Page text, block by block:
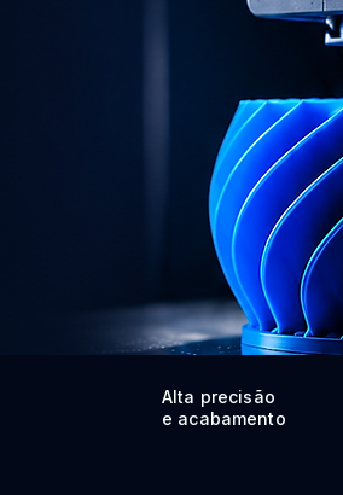
Alta precisão
e acabamento